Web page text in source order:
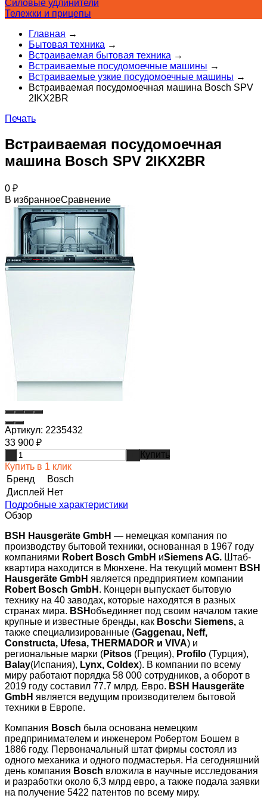
Силовые удлинители
Тележки и прицепы
Главная →
Бытовая техника →
Встраиваемая бытовая техника →
Встраиваемые посудомоечные машины →
Встраиваемые узкие посудомоечные машины →
Встраиваемая посудомоечная машина Bosch SPV
2IKX2BR
Печать
Встраиваемая посудомоечная
машина Bosch SPV 2IKX2BR
0 ₽
В избранноеСравнение
Артикул: 2235432
33 900 ₽
Купить
Купить в 1 клик
Бренд
Bosch
Дисплей Нет
Подробные характеристики
Обзор
BSH Hausgeräte GmbH — немецкая компания по
производству бытовой техники, основанная в 1967 году
компаниями Robert Bosch GmbH иSiemens AG. Штаб-
квартира находится в Мюнхене. На текущий момент BSH
Hausgeräte GmbH является предприятием компании
Robert Bosch GmbH . Концерн выпускает бытовую
технику на 40 заводах, которые находятся в разных
странах мира. BSHобъединяет под своим началом такие
крупные и известные бренды, как Boschи Siemens, а
также специализированные (Gaggenau, Neff,
Constructa, Ufesa, THERMADOR и VIVA) и
региональные марки (Pitsos (Греция), Profilo (Турция),
Balay(Испания), Lynx, Coldex). В компании по всему
миру работают порядка 58 000 сотрудников, а оборот в
2019 году составил 77.7 млрд. Евро. BSH Hausgeräte
GmbH является ведущим производителем бытовой
техники в Европе.
Компания Bosch была основана немецким
предпринимателем и инженером Робертом Бошем в
1886 году. Первоначальный штат фирмы состоял из
одного механика и одного подмастерья. На сегодняшний
день компания Bosch вложила в научные исследования
и разработки около 6,3 млрд евро, а также подала заявки
на получение 5422 патентов по всему миру.